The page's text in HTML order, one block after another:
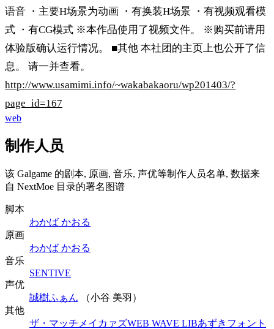
语音 ・主要H场景为动画 ・有换装H场景 ・有视频观看模
式 ・有CG模式 ※本作品使用了视频文件。 ※购买前请用
体验版确认运行情况。 ■其他 本社团的主页上也公开了信
息。 请一并查看。
http://www.usamimi.info/~wakabakaoru/wp201403/?
page_id=167
web
制作人员
该 Galgame 的剧本, 原画, 音乐, 声优等制作人员名单, 数据来
自 NextMoe 目录的署名图谱
脚本
わかば かおる
原画
わかば かおる
音乐
SENTIVE
声优
誠樹ふぁん （小谷 美羽）
其他
ザ・マッチメイカァズWEB WAVE LIBあずきフォント